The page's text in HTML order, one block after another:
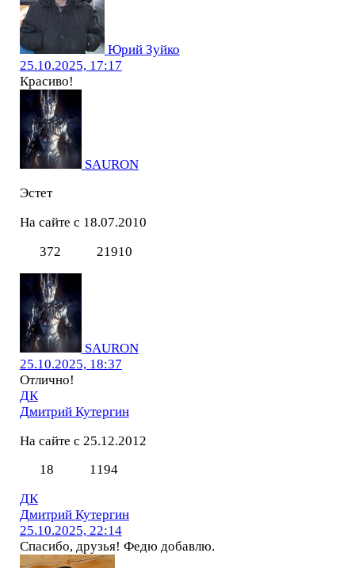
Юрий Зуйко
25.10.2025, 17:17
Красиво!
SAURON
Эстет
На сайте с 18.07.2010
372
21910
SAURON
25.10.2025, 18:37
Отлично!
ДК
Дмитрий Кутергин
На сайте с 25.12.2012
18
1194
ДК
Дмитрий Кутергин
25.10.2025, 22:14
Спасибо, друзья! Федю добавлю.